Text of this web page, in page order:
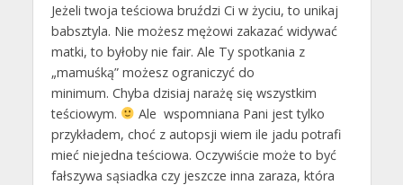
Jeżeli twoja teściowa bruździ Ci w życiu, to unikaj
babsztyla. Nie możesz mężowi zakazać widywać
matki, to byłoby nie fair. Ale Ty spotkania z
„mamuśką” możesz ograniczyć do
minimum. Chyba dzisiaj narażę się wszystkim
teściowym.
Ale wspomniana Pani jest tylko
przykładem, choć z autopsji wiem ile jadu potrafi
mieć niejedna teściowa. Oczywiście może to być
fałszywa sąsiadka czy jeszcze inna zaraza, która